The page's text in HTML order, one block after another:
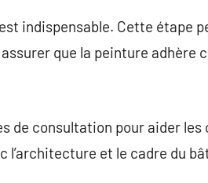
indispensable. Cette étape
que la peinture adhère
de consultation pour aider
l’architecture et le cadre du